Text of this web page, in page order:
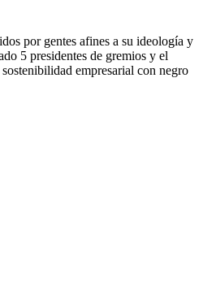
por gentes afines a su ideología y
5 presidentes de gremios y el
empresarial con negro